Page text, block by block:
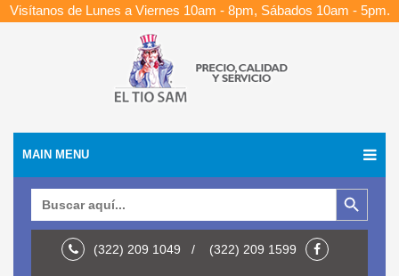
Visítanos de Lunes a Viernes 10am - 8pm, Sábados 10am - 5pm.
MAIN MENU
Botón de búsqueda
(322) 209 1049 / (322) 209 1599